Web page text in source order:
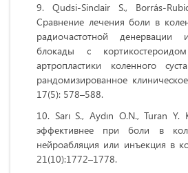
Qudsi-Sinclair S., Borrás-
Сравнение лечения боли в
радиочастотной денервации
блокады с
артропластики коленного
рандомизированное
17(5): 578–588.
Sarı S., Aydın O.N., Turan
эффективнее при боли в
нейроабляция или инъекция в
21(10):1772–1778.